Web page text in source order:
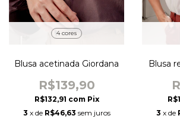
4 cores
Blusa acetinada Giordana
R$139,90
R$132,91 com Pix
3 x de R$46,63 sem juros
Blusa
3 x de